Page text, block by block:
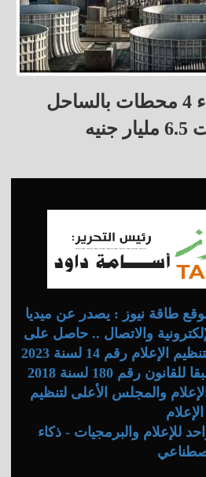
الكهرباء تعتزم إنشاء 4 محطات بالساحل
طاقة نيوز : يصدر عن ميديا
والاتصال .. حاصل على
ترخيص المجلس الأعلى لتنظيم الإعلام رقم 14 لسنة 2023
ويعمل وفقا لقراراته وطبقا للقانون رقم 180 لسنة 2018
والمجلس الأعلى لتنظيم
الإعلام
للإعلام والبرمجيات - ذكاء